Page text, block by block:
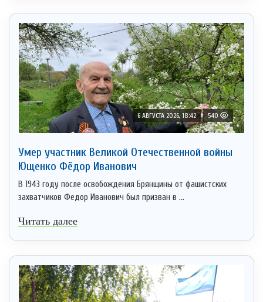
6 АВГУСТА 2026, 18:42 540
Умер участник Великой Отечественной войны
Ющенко Фёдор Иванович
В 1943 году после освобождения Брянщины от фашистских
захватчиков Федор Иванович был призван в ...
Читать далее